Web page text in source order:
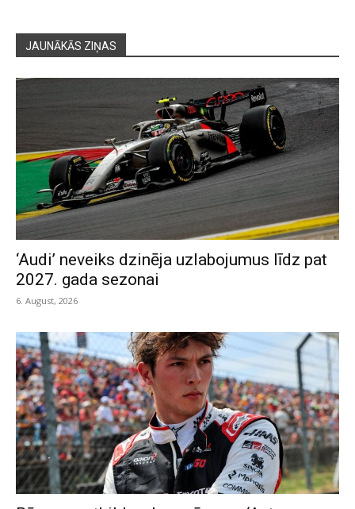
JAUNĀKĀS ZIŅAS
‘Audi’ neveiks dzinēja uzlabojumus līdz pat
2027. gada sezonai
6. August, 2026